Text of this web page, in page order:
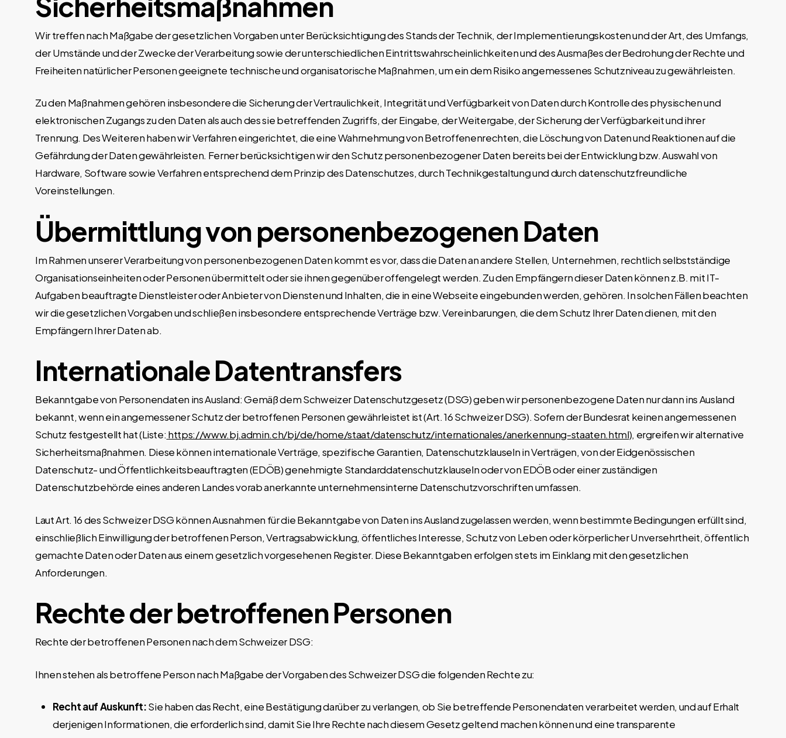
Wir treffen nach Maßgabe der gesetzlichen Vorgaben unter Berücksichtigung des Stands der Technik, der Implementierungskosten und der Art, des Umfangs,
der Umstände und der Zwecke der Verarbeitung sowie der unterschiedlichen Eintrittswahrscheinlichkeiten und des Ausmaßes der Bedrohung der Rechte und
Freiheiten natürlicher Personen geeignete technische und organisatorische Maßnahmen, um ein dem Risiko angemessenes Schutzniveau zu gewährleisten.
Zu den Maßnahmen gehören insbesondere die Sicherung der Vertraulichkeit, Integrität und Verfügbarkeit von Daten durch Kontrolle des physischen und
elektronischen Zugangs zu den Daten als auch des sie betreffenden Zugriffs, der Eingabe, der Weitergabe, der Sicherung der Verfügbarkeit und ihrer
Trennung. Des Weiteren haben wir Verfahren eingerichtet, die eine Wahrnehmung von Betroffenenrechten, die Löschung von Daten und Reaktionen auf die
Gefährdung der Daten gewährleisten. Ferner berücksichtigen wir den Schutz personenbezogener Daten bereits bei der Entwicklung bzw. Auswahl von
Hardware, Software sowie Verfahren entsprechend dem Prinzip des Datenschutzes, durch Technikgestaltung und durch datenschutzfreundliche
Voreinstellungen.
Übermittlung von personenbezogenen Daten
Im Rahmen unserer Verarbeitung von personenbezogenen Daten kommt es vor, dass die Daten an andere Stellen, Unternehmen, rechtlich selbstständige
Organisationseinheiten oder Personen übermittelt oder sie ihnen gegenüber offengelegt werden. Zu den Empfängern dieser Daten können z.B. mit IT-
Aufgaben beauftragte Dienstleister oder Anbieter von Diensten und Inhalten, die in eine Webseite eingebunden werden, gehören. In solchen Fällen beachten
wir die gesetzlichen Vorgaben und schließen insbesondere entsprechende Verträge bzw. Vereinbarungen, die dem Schutz Ihrer Daten dienen, mit den
Empfängern Ihrer Daten ab.
Internationale Datentransfers
Bekanntgabe von Personendaten ins Ausland: Gemäß dem Schweizer Datenschutzgesetz (DSG) geben wir personenbezogene Daten nur dann ins Ausland
bekannt, wenn ein angemessener Schutz der betroffenen Personen gewährleistet ist (Art. 16 Schweizer DSG). Sofern der Bundesrat keinen angemessenen
Schutz festgestellt hat (Liste:https://www.bj.admin.ch/bj/de/home/staat/datenschutz/internationales/anerkennung-staaten.html), ergreifen wir alternative
Sicherheitsmaßnahmen. Diese können internationale Verträge, spezifische Garantien, Datenschutzklauseln in Verträgen, von der Eidgenössischen
Datenschutz- und Öffentlichkeitsbeauftragten (EDÖB) genehmigte Standarddatenschutzklauseln oder von EDÖB oder einer zuständigen
Datenschutzbehörde eines anderen Landes vorab anerkannte unternehmensinterne Datenschutzvorschriften umfassen.
Laut Art. 16 des Schweizer DSG können Ausnahmen für die Bekanntgabe von Daten ins Ausland zugelassen werden, wenn bestimmte Bedingungen erfüllt sind,
einschließlich Einwilligung der betroffenen Person, Vertragsabwicklung, öffentliches Interesse, Schutz von Leben oder körperlicher Unversehrtheit, öffentlich
gemachte Daten oder Daten aus einem gesetzlich vorgesehenen Register. Diese Bekanntgaben erfolgen stets im Einklang mit den gesetzlichen
Anforderungen.
Rechte der betroffenen Personen
Rechte der betroffenen Personen nach dem Schweizer DSG:
Ihnen stehen als betroffene Person nach Maßgabe der Vorgaben des Schweizer DSG die folgenden Rechte zu:
Recht auf Auskunft:Sie haben das Recht, eine Bestätigung darüber zu verlangen, ob Sie betreffende Personendaten verarbeitet werden, und auf Erhalt
derjenigen Informationen, die erforderlich sind, damit Sie Ihre Rechte nach diesem Gesetz geltend machen können und eine transparente